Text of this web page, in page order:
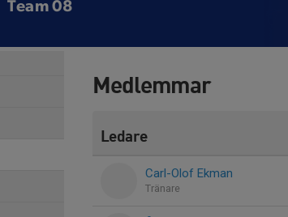
Team 08
Medlemmar
Ledare
Carl-Olof Ekman
Tränare